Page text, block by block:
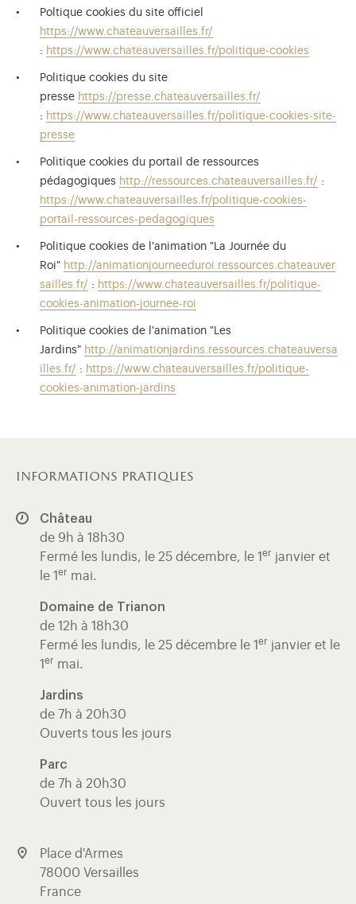
Poltique cookies du site officiel
https://www.chateauversailles.fr/
: https://www.chateauversailles.fr/politique-cookies
Politique cookies du site
presse https://presse.chateauversailles.fr/
: https://www.chateauversailles.fr/politique-cookies-site-
presse
Politique cookies du portail de ressources
pédagogiques http://ressources.chateauversailles.fr/ :
https://www.chateauversailles.fr/politique-cookies-
portail-ressources-pedagogiques
Politique cookies de l'animation "La Journée du
Roi" http://animationjourneeduroi.ressources.chateauver
sailles.fr/ : https://www.chateauversailles.fr/politique-
cookies-animation-journee-roi
Politique cookies de l'animation "Les
Jardins" http://animationjardins.ressources.chateauversa
illes.fr/ : https://www.chateauversailles.fr/politique-
cookies-animation-jardins
informations pratiques
Château
de 9h à 18h30
Fermé les lundis, le 25 décembre, le 1 er janvier et
le 1 er mai.
Domaine de Trianon
de 12h à 18h30
Fermé les lundis, le 25 décembre le 1 er janvier et le
1 er mai.
Jardins
de 7h à 20h30
Ouverts tous les jours
Parc
de 7h à 20h30
Ouvert tous les jours
Place d'Armes
78000 Versailles
France